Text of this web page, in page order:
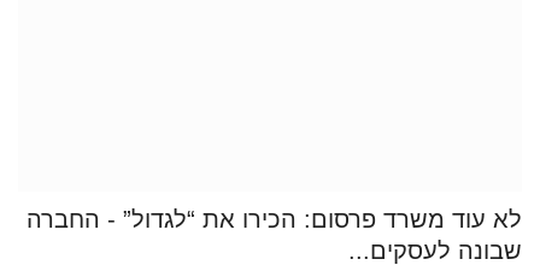
לא עוד משרד פרסום: הכירו את “לגדול” - החברה
שבונה לעסקים...